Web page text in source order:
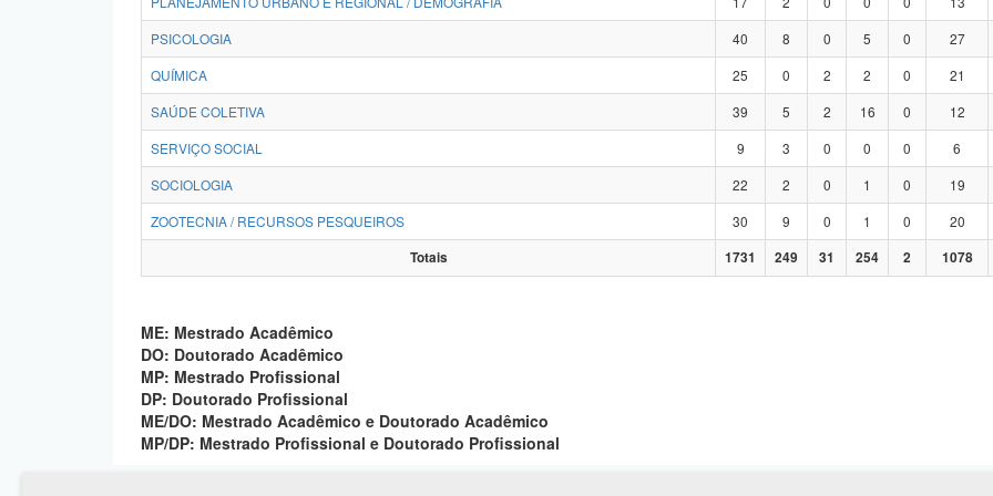
PSICOLOGIA
40 8 0 5 0
27
QUÍMICA
25 0 2 2 0
21
SAÚDE COLETIVA
39 5 2 16 0
12
SERVIÇO SOCIAL
9 3 0 0 0
6
SOCIOLOGIA
22 2 0 1 0
19
ZOOTECNIA / RECURSOS PESQUEIROS
30 9 0 1 0
20
Totais
1731 249 31 254 2 1078
ME: Mestrado Acadêmico
DO: Doutorado Acadêmico
MP: Mestrado Profissional
DP: Doutorado Profissional
ME/DO: Mestrado Acadêmico e Doutorado Acadêmico
MP/DP: Mestrado Profissional e Doutorado Profissional